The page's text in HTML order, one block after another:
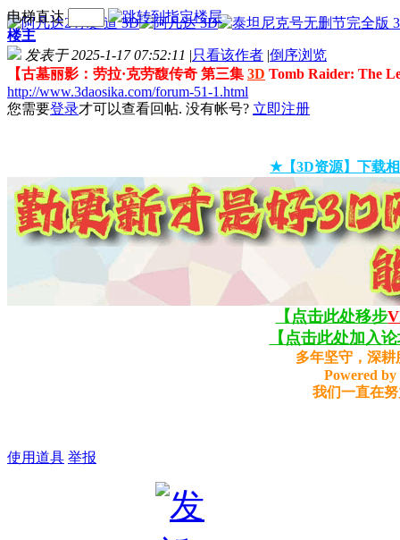
电梯直达
楼主
发表于 2025-1-17 07:52:11 |只看该作者 |倒序浏览
【古墓丽影：劳拉·克劳馥传奇 第三集 3D Tomb Raider: The
http://www.3daosika.com/forum-51-1.html
您需要登录才可以查看回帖. 没有帐号? 立即注册
★【3D资源】下载
【点击此处移步
【点击此处加入
多年坚守，深
Powered by
我们一直在
使用道具 举报